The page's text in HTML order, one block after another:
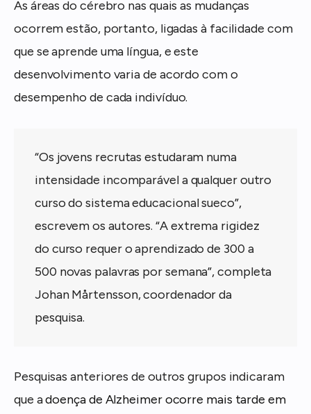
As áreas do cérebro nas quais as mudanças
ocorrem estão, portanto, ligadas à facilidade com
que se aprende uma língua, e este
desenvolvimento varia de acordo com o
desempenho de cada indivíduo.
“Os jovens recrutas estudaram numa
intensidade incomparável a qualquer outro
curso do sistema educacional sueco”,
escrevem os autores. “A extrema rigidez
do curso requer o aprendizado de 300 a
500 novas palavras por semana”, completa
Johan Mårtensson, coordenador da
pesquisa.
Pesquisas anteriores de outros grupos indicaram
que adoença de Alzheimer ocorre mais tarde em